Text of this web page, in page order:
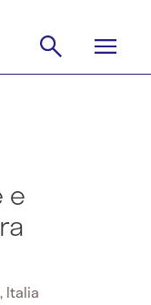
e
Italia